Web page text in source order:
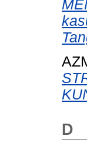
D